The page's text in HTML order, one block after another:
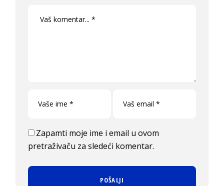
Zapamti moje ime i email u ovom
pretraživaču za sledeći komentar.